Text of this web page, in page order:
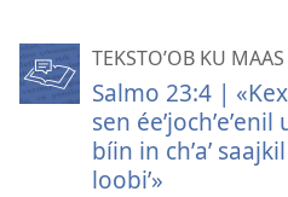
TEKSTOʼOB KU
Salmo 23:4 |
sen
bíin in chʼaʼ
loobiʼ»